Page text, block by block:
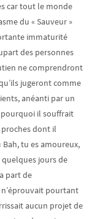
car tout le monde
du « Sauveur »
immaturité
des personnes
ne comprendront
jugeront comme
anéanti par un
il souffrait
dont il
tu es amoureux,
quelques jours de
part de
pourtant
aucun projet de